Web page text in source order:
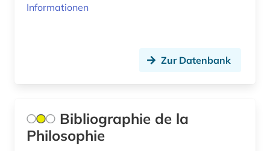
biografie (9)
biographie (2)
Lettland (3)
Litauen (5)
Informationen
Zur Datenbank
Bibliographie de la
Philosophie